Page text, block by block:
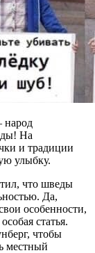
народ
На
и традиции
улыбку.
что шведы
Да,
особенности,
статья.
чтобы
местный